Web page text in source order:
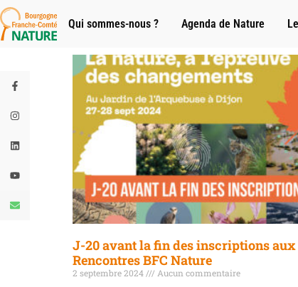
Qui sommes-nous ? Agenda de Nature
J-20 avant la fin des inscriptions aux
Rencontres BFC Nature
2 septembre 2024 Aucun commentaire